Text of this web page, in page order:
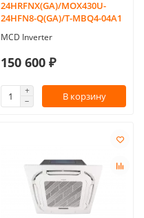
24HRFNX(GA)/MOX430U-
24HFN8-Q(GA)/T-MBQ4-04A1
MCD Inverter
150 600 ₽
В корзину